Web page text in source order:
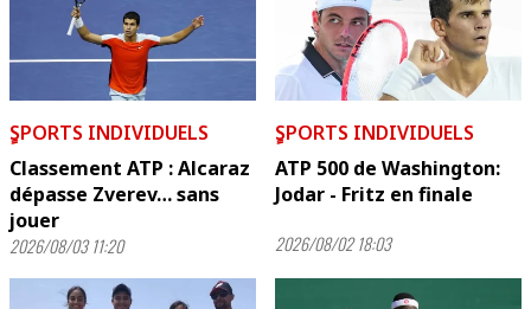
ٍSPORTS INDIVIDUELS
Classement ATP : Alcaraz
dépasse Zverev… sans
jouer
2026/08/03 11:20
ٍSPORTS INDIVIDUELS
ATP 500 de Washington:
Jodar - Fritz en finale
2026/08/02 18:03